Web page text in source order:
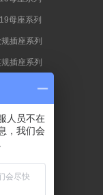
母座系列
规插座系列
插座系列
插座系列
插座系列
座插座系列
人员不在
，我们会